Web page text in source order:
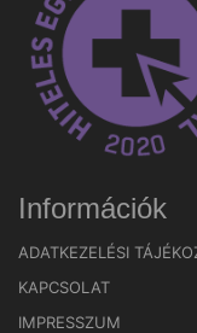
Információk
ADATKEZELÉSI
KAPCSOLAT
IMPRESSZUM